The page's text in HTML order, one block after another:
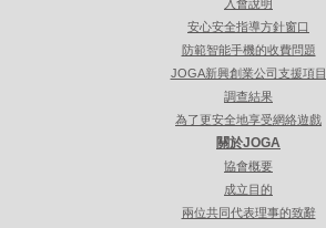
入會說明
安心安全指導方針窗口
防範智能手機的收費問題
JOGA新興創業公司支援項目
調查結果
為了更安全地享受網絡遊戲
關於JOGA
協會概要
成立目的
兩位共同代表理事的致辭